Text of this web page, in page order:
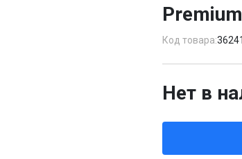
Код товара:36241
Нет в